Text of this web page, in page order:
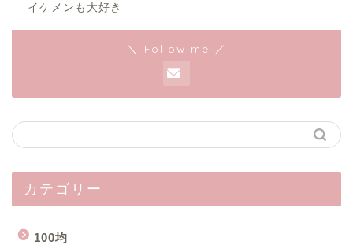
イケメンも大好き
＼ Follow me ／
カテゴリー
100均